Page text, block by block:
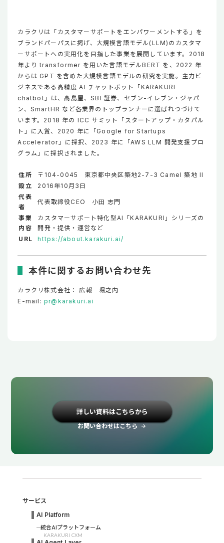
カラクリは「カスタマーサポートをエンパワーメントする」を
ブランドパーパスに掲げ、大規模言語モデル(LLM)のカスタマ
ーサポートへの実用化を目指した事業を展開しています。2018
年より transformer を用いた言語モデルBERT を、2022 年
からは GPT を含めた大規模言語モデルの研究を実施。主力ビ
ジネスである高精度 AI チャットボット「KARAKURI
chatbot」は、高島屋、SBI 証券、セブン-イレブン・ジャパ
ン、SmartHR など各業界のトップランナーに選ばれつづけて
います。2018 年の ICC サミット「スタートアップ・カタパル
ト」に入賞、2020 年に「Google for Startups
Accelerator」に採択、2023 年に「AWS LLM 開発支援プロ
グラム」に採択されました。
住所
〒104-0045 東京都中央区築地2-7-3 Camel 築地 II
設立
2016年10月3日
代表
者
代表取締役CEO 小田 志門
事業
内容
カスタマーサポート特化型AI「KARAKURI」シリーズの
開発・提供・運営など
URL
https://about.karakuri.ai/
本件に関するお問い合わせ先
カラクリ株式会社： 広報 堀之内
E-mail:pr@karakuri.ai
詳しい資料はこちらから
お問い合わせはこちら arrow_forward
サービス
AI Platform
統合AIプラットフォーム
KARAKURI CXM